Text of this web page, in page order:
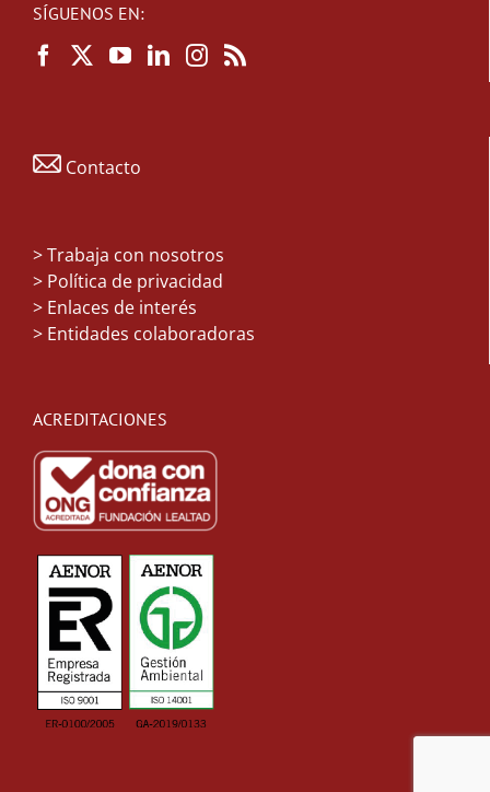
SÍGUENOS EN:
Contacto
>Trabaja con nosotros
> Política de privacidad
> Enlaces de interés
> Entidades colaboradoras
ACREDITACIONES